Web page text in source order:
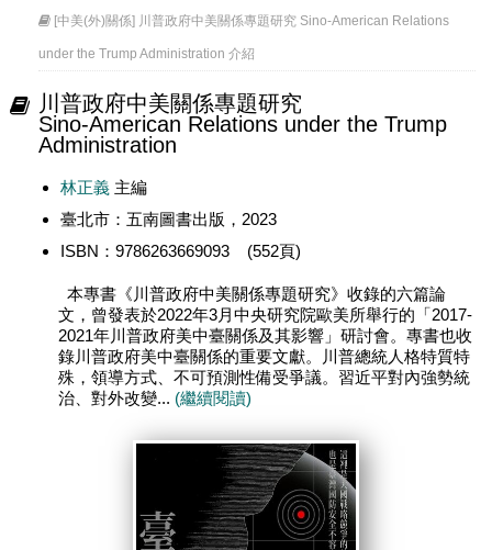
[中美(外)關係] 川普政府中美關係專題研究 Sino-American Relations
under the Trump Administration 介紹
川普政府中美關係專題研究
Sino-American Relations under the Trump
Administration
林正義主編
臺北市：五南圖書出版，2023
ISBN：9786263669093 (552頁)
本專書《川普政府中美關係專題研究》收錄的六篇論
文，曾發表於2022年3月中央研究院歐美所舉行的「2017-
2021年川普政府美中臺關係及其影響」研討會。專書也收
錄川普政府美中臺關係的重要文獻。川普總統人格特質特
殊，領導方式、不可預測性備受爭議。習近平對內強勢統
治、對外改變... (繼續閱讀)